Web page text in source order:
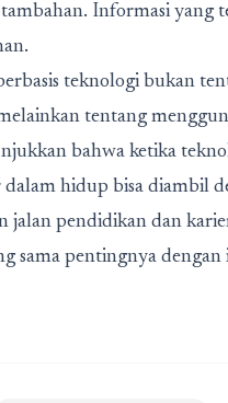
Informasi yang
teknologi bukan
tentang
bahwa ketika
hidup bisa diambil
jalan pendidikan dan
sama pentingnya